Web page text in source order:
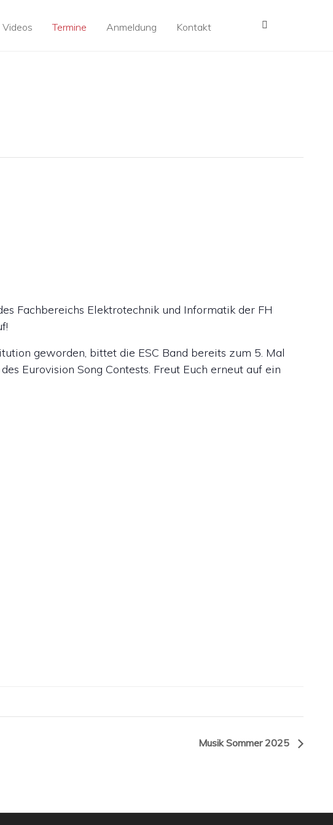
Videos Termine Anmeldung Kontakt
Fachbereichs Elektrotechnik und Informatik der FH
geworden, bittet die ESC Band bereits zum 5. Mal
Eurovision Song Contests. Freut Euch erneut auf ein
Musik Sommer 2025